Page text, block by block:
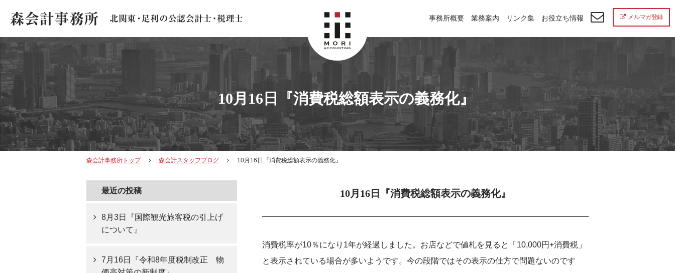
北関東 足利市の公認会計士・税理士事務所 森会計事務所
事務所概要 業務案内 リンク集 お役立ち情報 メルマガ登録
10月16日『消費税総額表示の義務化』
森会計事務所トップ 森会計スタッフブログ 10月16日『消費税総額表示の義務化』
10月16日『消費税総額表示の義務化』
消費税率が10％になり1年が経過しました。お店などで値札を見ると「10,000円+消費税」
と表示されている場合が多いようです。今の段階ではその表示の仕方で問題ないのです
最近の投稿
8月3日『国際観光旅客税の引上げ
について』
7月16日『令和8年度税制改正 物